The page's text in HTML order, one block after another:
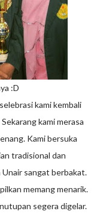
:D
kami kembali
kami merasa
Kami bersuka
tradisional dan
Unair sangat berbakat.
memang menarik.
segera digelar.